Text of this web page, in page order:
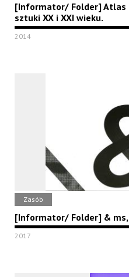
[Informator/ Folder] Atlas
sztuki XX i XXI wieku.
2014
Zasób
[Informator/ Folder] & ms,
2017